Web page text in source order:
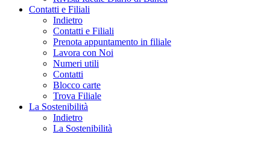
Contatti e Filiali
Indietro
Contatti e Filiali
Prenota appuntamento in filiale
Lavora con Noi
Numeri utili
Contatti
Blocco carte
Trova Filiale
La Sostenibilità
Indietro
La Sostenibilità